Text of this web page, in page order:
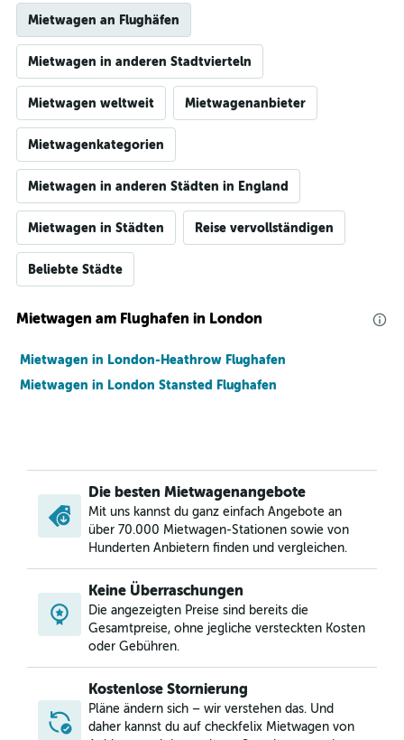
Mietwagen an Flughäfen
Mietwagen in anderen Stadtvierteln
Mietwagen weltweit Mietwagenanbieter
Mietwagenkategorien
Mietwagen in anderen Städten in England
Mietwagen in Städten Reise vervollständigen
Beliebte Städte
Mietwagen am Flughafen in London
Mietwagen in London-Heathrow Flughafen
Mietwagen in London Stansted Flughafen
Die besten Mietwagenangebote
Mit uns kannst du ganz einfach Angebote an
über 70.000 Mietwagen-Stationen sowie von
Hunderten Anbietern finden und vergleichen.
Keine Überraschungen
Die angezeigten Preise sind bereits die
Gesamtpreise, ohne jegliche versteckten Kosten
oder Gebühren.
Kostenlose Stornierung
Pläne ändern sich – wir verstehen das. Und
daher kannst du auf checkfelix Mietwagen von